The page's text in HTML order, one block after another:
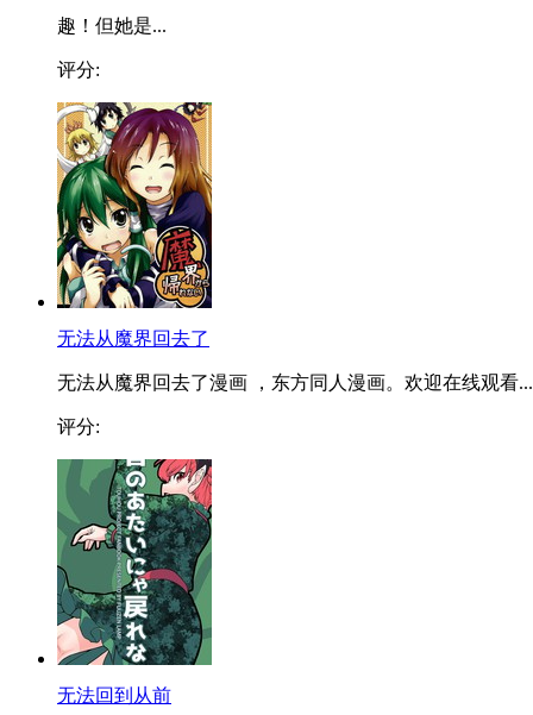
趣！但她是...
评分:
无法从魔界回去了
无法从魔界回去了漫画 ，东方同人漫画。欢迎在线观看...
评分:
无法回到从前